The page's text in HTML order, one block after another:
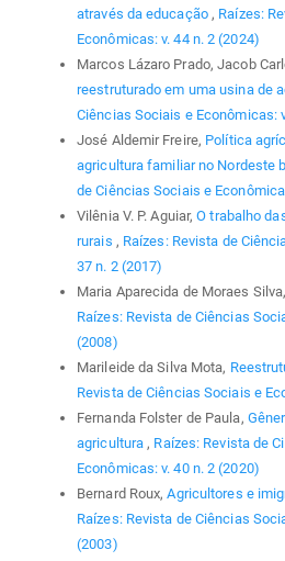
através da educação , Raízes:
Econômicas: v. 44 n. 2 (2024)
Marcos Lázaro Prado, Jacob
reestruturado em uma usina de
Ciências Sociais e Econômicas:
José Aldemir Freire, Política
agricultura familiar no Nordeste
de Ciências Sociais e
Vilênia V. P. Aguiar,O trabalho
rurais , Raízes: Revista de
37 n. 2 (2017)
Maria Aparecida de Moraes
Raízes: Revista de Ciências
(2008)
Marileide da Silva Mota,
Revista de Ciências Sociais e
Fernanda Folster de Paula,
agricultura, Raízes: Revista de
Econômicas: v. 40 n. 2 (2020)
Bernard Roux,Agricultores e
Raízes: Revista de Ciências
(2003)